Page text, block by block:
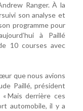
Ranger. À la
son analyse et
programme pour
à Paillé
10 courses avec
que nous avions
Paillé, président
Mais derrière ces
automobile, il y a